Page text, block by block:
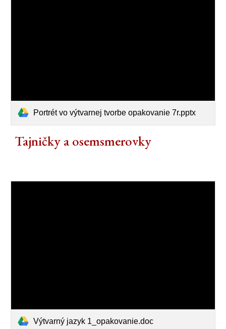
Portrét vo výtvarnej tvorbe opakovanie 7r.pptx
Tajničky a osemsmerovky
Výtvarný jazyk 1_opakovanie.doc